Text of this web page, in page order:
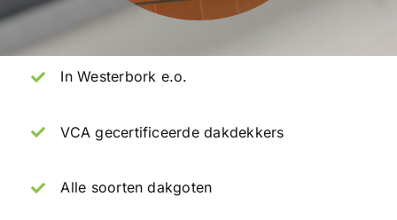
In Westerbork e.o.
VCA gecertificeerde dakdekkers
Alle soorten dakgoten